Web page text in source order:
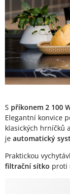
S příkonem 2 100
Elegantní konvice
klasických hrníčků
je automatický
Praktickou
filtrační sítko proti